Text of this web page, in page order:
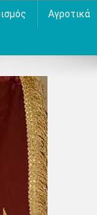
Αγροτικά